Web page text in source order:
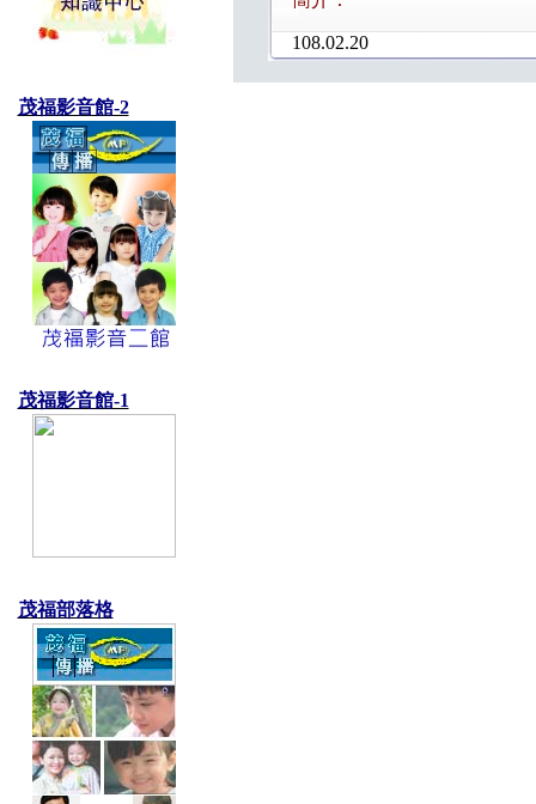
茂福影音館-2
茂福影音館-1
茂福部落格
108.02.20